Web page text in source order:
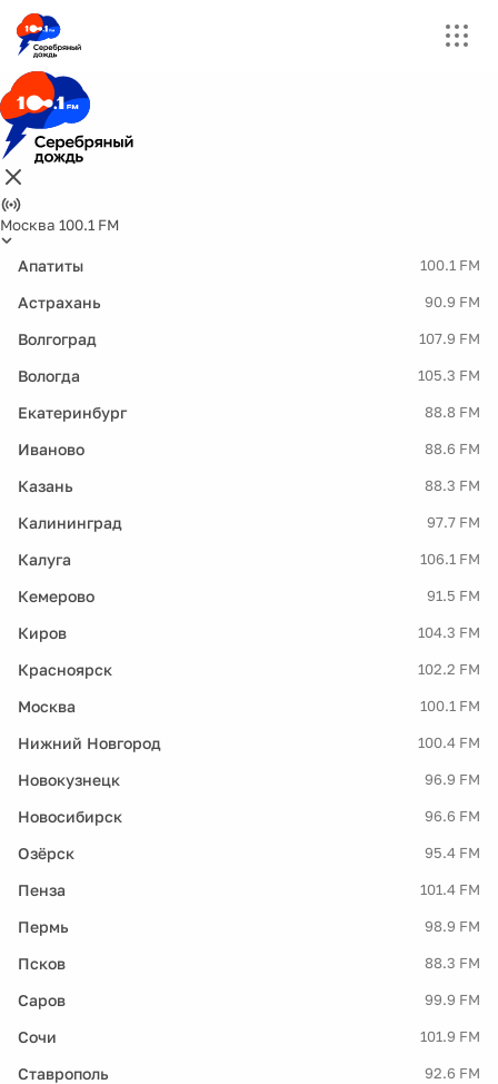
Москва 100.1 FM
Апатиты 100.1 FM
Астрахань 90.9 FM
Волгоград 107.9 FM
Вологда 105.3 FM
Екатеринбург 88.8 FM
Иваново 88.6 FM
Казань 88.3 FM
Калининград 97.7 FM
Калуга 106.1 FM
Кемерово 91.5 FM
Киров 104.3 FM
Красноярск 102.2 FM
Москва 100.1 FM
Нижний Новгород 100.4 FM
Новокузнецк 96.9 FM
Новосибирск 96.6 FM
Озёрск 95.4 FM
Пенза 101.4 FM
Пермь 98.9 FM
Псков 88.3 FM
Саров 99.9 FM
Сочи 101.9 FM
Ставрополь 92.6 FM